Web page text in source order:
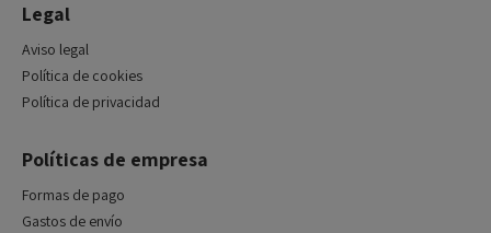
Legal
Aviso legal
Política de cookies
Política de privacidad
Políticas de empresa
Formas de pago
Gastos de envío